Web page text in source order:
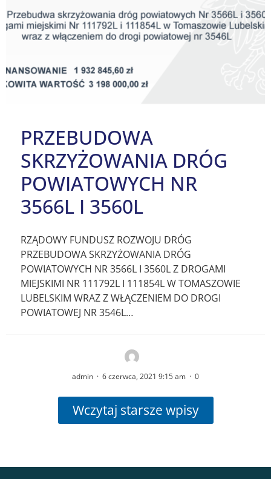
PRZEBUDOWA
SKRZYŻOWANIA DRÓG
POWIATOWYCH NR
3566L I 3560L
RZĄDOWY FUNDUSZ ROZWOJU DRÓG
PRZEBUDOWA SKRZYŻOWANIA DRÓG
POWIATOWYCH NR 3566L I 3560L Z DROGAMI
MIEJSKIMI NR 111792L I 111854L W TOMASZOWIE
LUBELSKIM WRAZ Z WŁĄCZENIEM DO DROGI
POWIATOWEJ NR 3546L…
admin · 6 czerwca, 2021 9:15 am · 0
Wczytaj starsze wpisy